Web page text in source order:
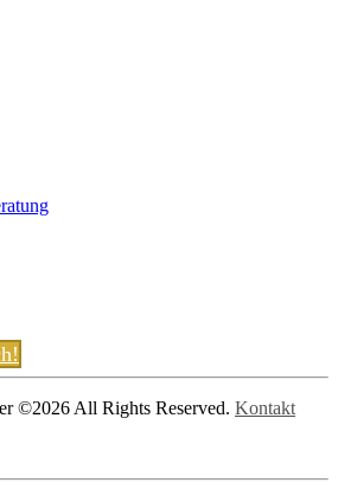
©2026 All Rights Reserved. Kontakt